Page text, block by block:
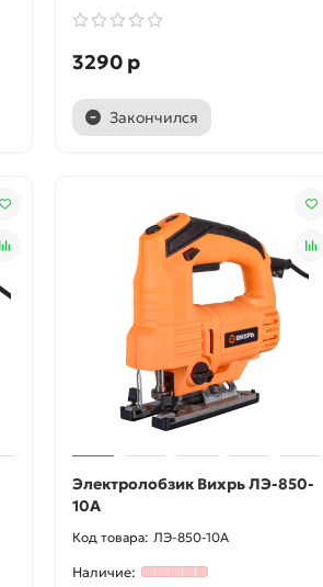
3290 р
Закончился
Электролобзик Вихрь ЛЭ-850-
10А
ЛЭ-850-10А